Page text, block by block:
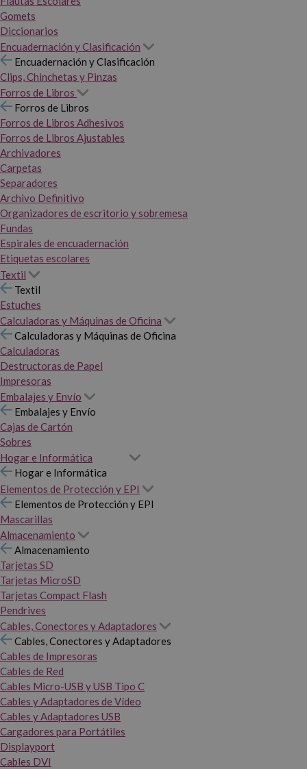
Gomets
Diccionarios
Encuadernación y Clasificación
Encuadernación y Clasificación
Clips, Chinchetas y Pinzas
Forros de Libros
Forros de Libros
Forros de Libros Adhesivos
Forros de Libros Ajustables
Archivadores
Carpetas
Separadores
Archivo Definitivo
Organizadores de escritorio y sobremesa
Fundas
Espirales de encuadernación
Etiquetas escolares
Textil
Textil
Estuches
Calculadoras y Máquinas de Oficina
Calculadoras y Máquinas de Oficina
Calculadoras
Destructoras de Papel
Impresoras
Embalajes y Envío
Embalajes y Envío
Cajas de Cartón
Sobres
Hogar e Informática
Hogar e Informática
Elementos de Protección y EPI
Elementos de Protección y EPI
Mascarillas
Almacenamiento
Almacenamiento
Tarjetas SD
Tarjetas MicroSD
Tarjetas Compact Flash
Pendrives
Cables, Conectores y Adaptadores
Cables, Conectores y Adaptadores
Cables de Impresoras
Cables de Red
Cables Micro-USB y USB Tipo C
Cables y Adaptadores de Vídeo
Cables y Adaptadores USB
Cargadores para Portátiles
Displayport
Cables DVI